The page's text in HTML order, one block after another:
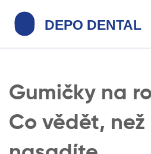
Gumičky na
Co vědět, než